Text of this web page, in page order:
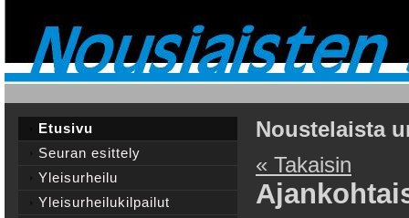
Noustelaista
« Takaisin
Etusivu
Seuran esittely
Yleisurheilu
Yleisurheilukilpailut